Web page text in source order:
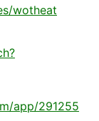
wotheat
app/291255